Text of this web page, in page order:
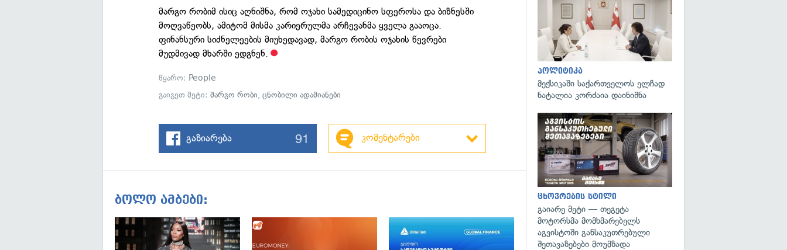
მარგო რობიმ ისიც აღნიშნა, რომ ოჯახი სამედიცინო სფეროსა და ბიზნესში
მოღვაწეობს, ამიტომ მისმა კარიერულმა არჩევანმა ყველა გააოცა.
ფინანსური სიძნელეების მიუხედავად, მარგო რობის ოჯახის წევრები
მუდმივად მხარში ედგნენ.
წყარო: People
გაიგეთ მეტი:მარგო რობი,ცნობილი ადამიანები
გაზიარება 91 კომენტარები
ბოლო ამბები:
გადახედვა
პოლიტიკა
მექსიკაში საქართველოს ელჩად
ნატალია კორძაია დაინიშნა
ცხოვრების სტილი
გაიარე მეტი — თეგეტა
მოტორსმა მომხმარებელს
აგვისტოში განსაკუთრებული
შეთავაზებები მოუმზადა